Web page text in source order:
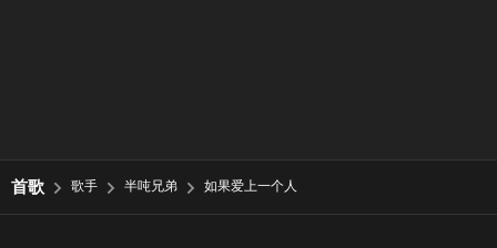
首歌 歌手 半吨兄弟 如果爱上一个人